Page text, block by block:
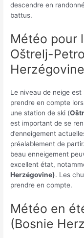
descendre en
battus.
Météo pour
Oštrelj-
Le niveau de neige est
prendre en compte
une station de ski (
est important de se
d’enneigement
préalablement de
beau enneigement
excellent état,
Herzégovine). Les
prendre en compte.
Météo en
(Bosnie